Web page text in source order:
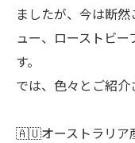
ましたが、今は断
ュー、ローストビ
す。
では、色々とご紹介
🇦🇺オーストラリ